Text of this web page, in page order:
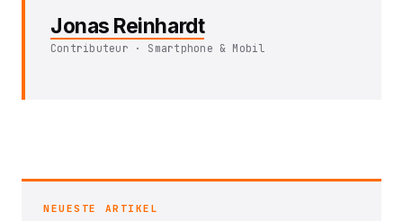
Jonas Reinhardt
Contributeur · Smartphone & Mobil
NEUESTE ARTIKEL